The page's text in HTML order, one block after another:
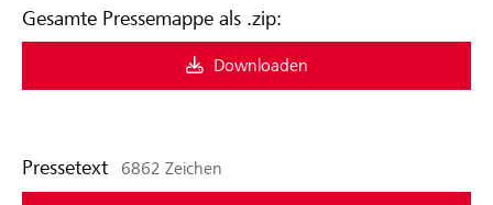
Gesamte Pressemappe als .zip:
Downloaden
Pressetext 6862 Zeichen